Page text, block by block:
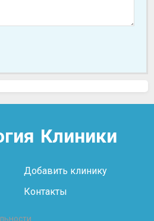
Клиники
Добавить клинику
Контакты